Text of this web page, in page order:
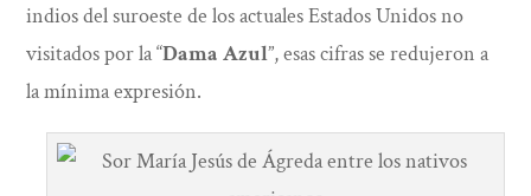
indios del suroeste de los actuales Estados Unidos no
visitados por la “Dama Azul”, esas cifras se redujeron a
la mínima expresión.